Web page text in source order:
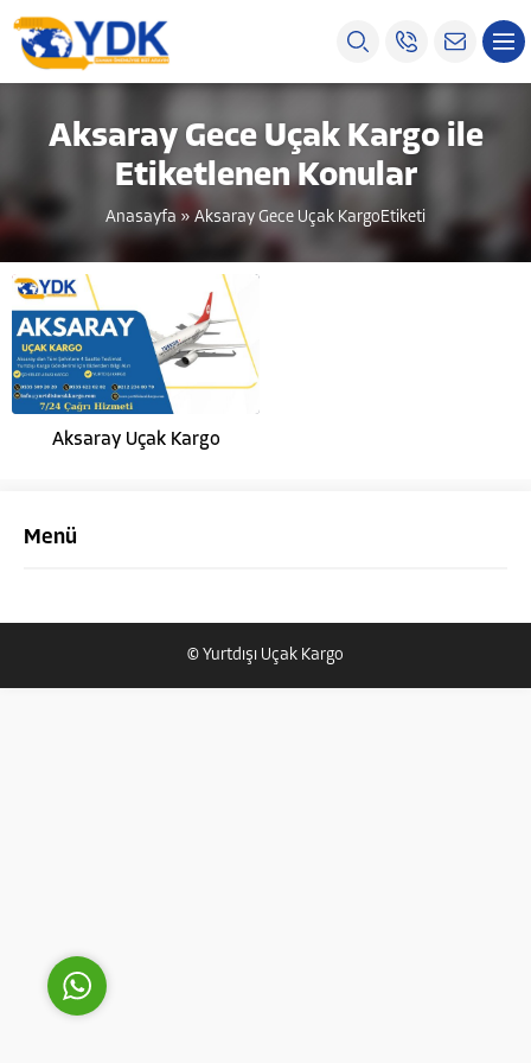
Aksaray Gece Uçak Kargo ile
Etiketlenen Konular
Anasayfa » Aksaray Gece Uçak KargoEtiketi
Aksaray Uçak Kargo
Menü
© Yurtdışı Uçak Kargo